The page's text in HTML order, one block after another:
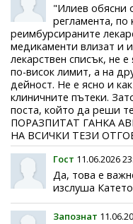
"Илиев обясни
регламента, по
реимбурсираните
медикаменти влизат и
лекарствен списък, не
по-висок лимит, а на
дейност. Не е ясно и
клиничните пътеки.
поста, който да реши
ПОРАЗПИТАТ ГАНКА
НА ВСИЧКИ ТЕЗИ
Гост 11.06.2026
Да, това е
изслуша
Запознат